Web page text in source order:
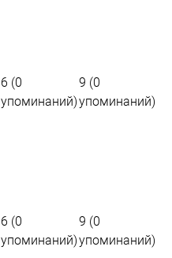
6 (0
упоминаний)
9 (0
упоминаний)
6 (0
упоминаний)
9 (0
упоминаний)